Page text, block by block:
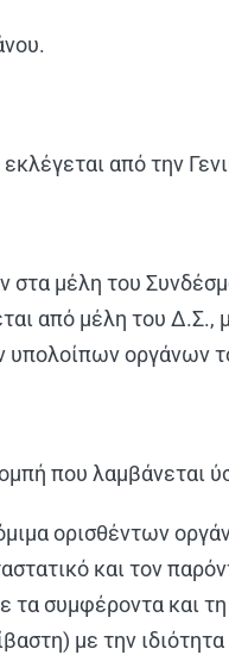
από την
στα μέλη του
από μέλη του Δ.Σ.,
υπολοίπων οργάνων
που λαμβάνεται
ορισθέντων
και τον
τα συμφέροντα και
με την